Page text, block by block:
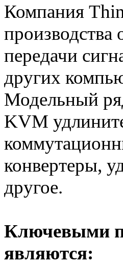
Компания
передачи
других
Модельный
KVМ
конвертеры,
другое.
Ключевыми
являются: